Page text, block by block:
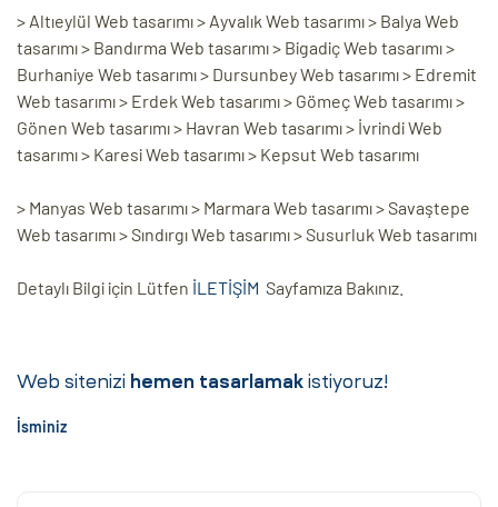
> Altıeylül Web tasarımı > Ayvalık Web tasarımı > Balya Web
tasarımı > Bandırma Web tasarımı > Bigadiç Web tasarımı >
Burhaniye Web tasarımı > Dursunbey Web tasarımı > Edremit
Web tasarımı > Erdek Web tasarımı > Gömeç Web tasarımı >
Gönen Web tasarımı > Havran Web tasarımı > İvrindi Web
tasarımı > Karesi Web tasarımı > Kepsut Web tasarımı
> Manyas Web tasarımı > Marmara Web tasarımı > Savaştepe
Web tasarımı > Sındırgı Web tasarımı > Susurluk Web tasarımı
Detaylı Bilgi için Lütfen İLETİŞİM Sayfamıza Bakınız.
Web sitenizi hemen tasarlamak istiyoruz!
İsminiz